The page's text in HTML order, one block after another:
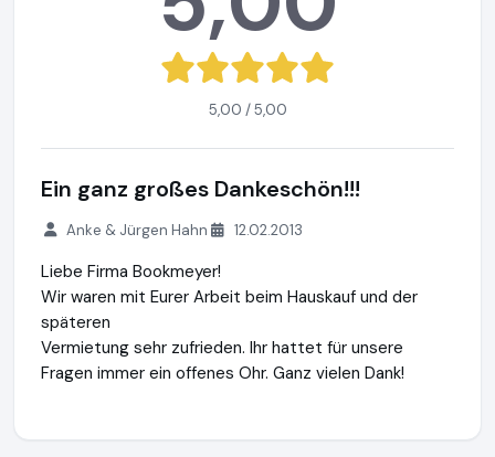
5,00 / 5,00
Ein ganz großes Dankeschön!!!
Anke & Jürgen Hahn 12.02.2013
Liebe Firma Bookmeyer!
Wir waren mit Eurer Arbeit beim Hauskauf und der
späteren
Vermietung sehr zufrieden. Ihr hattet für unsere
Fragen immer ein offenes Ohr. Ganz vielen Dank!